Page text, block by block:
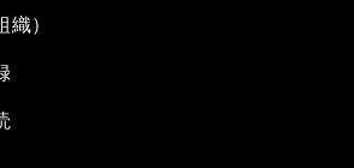
）